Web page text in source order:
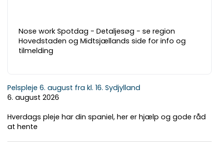
Nose work Spotdag - Detaljesøg - se region
Hovedstaden og Midtsjællands side for info og
tilmelding
Pelspleje 6. august fra kl. 16. Sydjylland
6. august 2026
Hverdags pleje har din spaniel, her er hjælp og gode råd
at hente